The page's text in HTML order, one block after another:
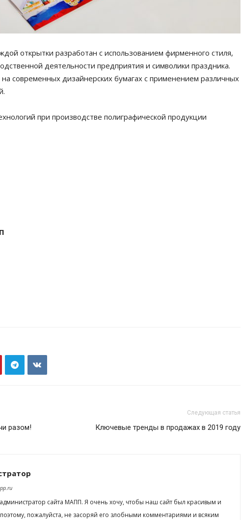
открытки разработан с использованием фирменного стиля,
деятельности предприятия и символики праздника.
современных дизайнерских бумагах с применением различных
при производстве полиграфической продукции
разом!
Следующая статья
Ключевые тренды в продажах в 2019 году
сайта МАПП. Я очень хочу, чтобы наш сайт был красивым и
пожалуйста, не засоряй его злобными комментариями и всяким